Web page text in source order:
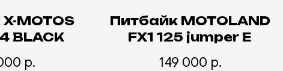
MOTOS
BLACK
р.
Питбайк MOTOLAND
FX1 125 jumper E
149 000 р.